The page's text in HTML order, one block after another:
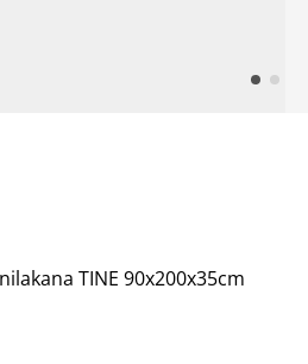
TINE 90x200x35cm